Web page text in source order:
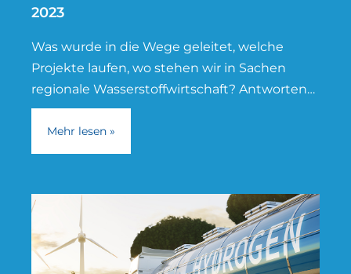
2023
Was wurde in die Wege geleitet, welche
Projekte laufen, wo stehen wir in Sachen
regionale Wasserstoffwirtschaft? Antworten
darauf gibt die Abschlussveranstaltung zum
Ende der HyExpert-Phase
Mehr lesen »